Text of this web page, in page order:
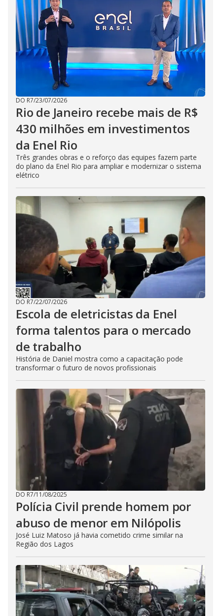
DO R7/23/07/2026
Rio de Janeiro recebe mais de R$
430 milhões em investimentos
da Enel Rio
Três grandes obras e o reforço das equipes fazem parte
do plano da Enel Rio para ampliar e modernizar o sistema
elétrico
DO R7/22/07/2026
Escola de eletricistas da Enel
forma talentos para o mercado
de trabalho
História de Daniel mostra como a capacitação pode
transformar o futuro de novos profissionais
DO R7/11/08/2025
Polícia Civil prende homem por
abuso de menor em Nilópolis
José Luiz Matoso já havia cometido crime similar na
Região dos Lagos